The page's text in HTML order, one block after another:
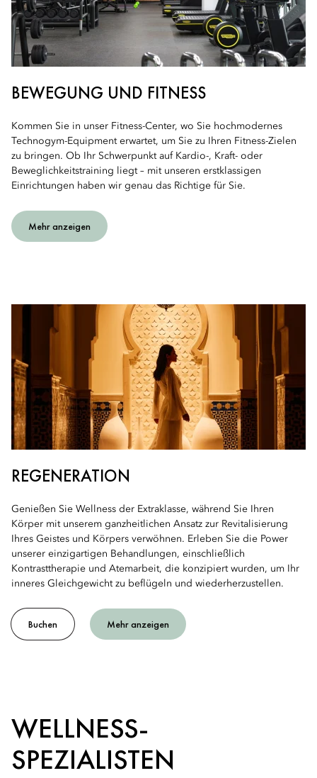
BEWEGUNG UND FITNESS
Kommen Sie in unser Fitness-Center, wo Sie hochmodernes
Technogym-Equipment erwartet, um Sie zu Ihren Fitness-Zielen
zu bringen. Ob Ihr Schwerpunkt auf Kardio-, Kraft- oder
Beweglichkeitstraining liegt – mit unseren erstklassigen
Einrichtungen haben wir genau das Richtige für Sie.
Mehr anzeigen
REGENERATION
Genießen Sie Wellness der Extraklasse, während Sie Ihren
Körper mit unserem ganzheitlichen Ansatz zur Revitalisierung
Ihres Geistes und Körpers verwöhnen. Erleben Sie die Power
unserer einzigartigen Behandlungen, einschließlich
Kontrasttherapie und Atemarbeit, die konzipiert wurden, um Ihr
inneres Gleichgewicht zu beflügeln und wiederherzustellen.
Buchen Mehr anzeigen
WELLNESS-
SPEZIALISTEN